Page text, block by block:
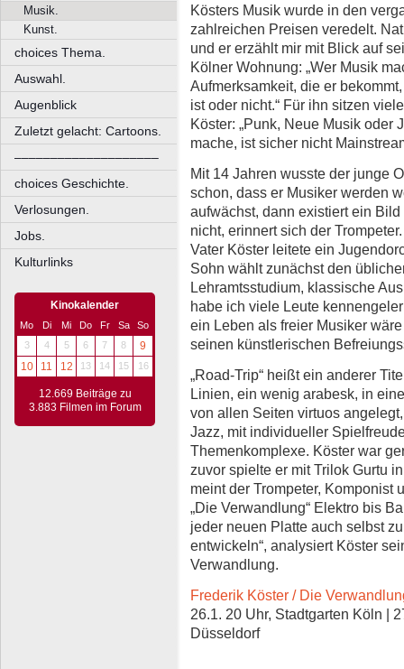
Musik.
Kunst.
choices Thema.
Auswahl.
Augenblick
Zuletzt gelacht: Cartoons.
––––––––––––––––––––
choices Geschichte.
Verlosungen.
Jobs.
Kulturlinks
Kinokalender
Mo Di Mi Do Fr Sa
So
3
4 5 6 7 8
9
10
11 12 13 14 15 16
12.669 Beiträge zu
3.883 Filmen im Forum
Kösters Musik wurde in den
zahlreichen Preisen veredelt.
und er erzählt mir mit Blick auf
Kölner Wohnung: „Wer Musik
Aufmerksamkeit, die er
ist oder nicht.“ Für ihn sitzen
Köster: „Punk, Neue Musik oder
mache, ist sicher nicht
Mit 14 Jahren wusste der junge
schon, dass er Musiker werden
aufwächst, dann existiert ein
nicht, erinnert sich der
Vater Köster leitete ein
Sohn wählt zunächst den
Lehramtsstudium, klassische
habe ich viele Leute
ein Leben als freier Musiker
seinen künstlerischen
„Road-Trip“ heißt ein anderer
Linien, ein wenig arabesk, in
von allen Seiten virtuos
Jazz, mit individueller
Themenkomplexe. Köster war
zuvor spielte er mit Trilok Gurtu
meint der Trompeter, Komponist
„Die Verwandlung“ Elektro bis
jeder neuen Platte auch selbst
entwickeln“, analysiert Köster
Verwandlung.
Frederik Köster / Die
26.1. 20 Uhr, Stadtgarten Köln |
Düsseldorf